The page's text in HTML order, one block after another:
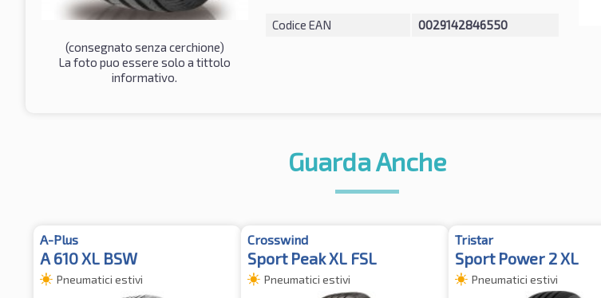
(consegnato senza cerchione)
La foto puo essere solo a tittolo
informativo.
Codice EAN 0029142846550
Guarda Anche
A-Plus
A 610 XL BSW
Pneumatici estivi
Crosswind
Sport Peak XL FSL
Pneumatici estivi
Tristar
Sport Power 2 XL
Pneumatici estivi